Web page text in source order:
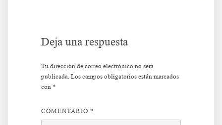
Deja una respuesta
Tu dirección de correo electrónico no será
publicada. Los campos obligatorios están marcados
con *
COMENTARIO *